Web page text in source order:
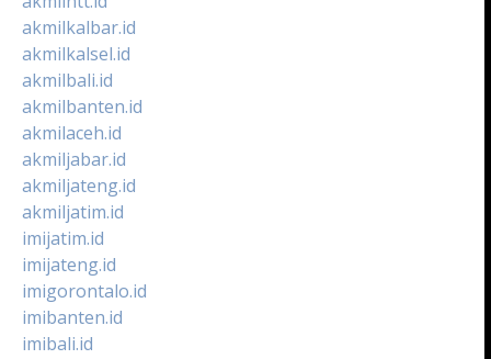
akmilkalbar.id
akmilkalsel.id
akmilbali.id
akmilbanten.id
akmilaceh.id
akmiljabar.id
akmiljateng.id
akmiljatim.id
imijatim.id
imijateng.id
imigorontalo.id
imibanten.id
imibali.id